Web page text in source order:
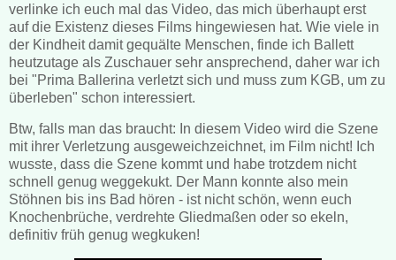
verlinke ich euch mal das Video, das mich überhaupt erst
auf die Existenz dieses Films hingewiesen hat. Wie viele in
der Kindheit damit gequälte Menschen, finde ich Ballett
heutzutage als Zuschauer sehr ansprechend, daher war ich
bei "Prima Ballerina verletzt sich und muss zum KGB, um zu
überleben" schon interessiert.
Btw, falls man das braucht: In diesem Video wird die Szene
mit ihrer Verletzung ausgeweichzeichnet, im Film nicht! Ich
wusste, dass die Szene kommt und habe trotzdem nicht
schnell genug weggekukt. Der Mann konnte also mein
Stöhnen bis ins Bad hören - ist nicht schön, wenn euch
Knochenbrüche, verdrehte Gliedmaßen oder so ekeln,
definitiv früh genug wegkuken!